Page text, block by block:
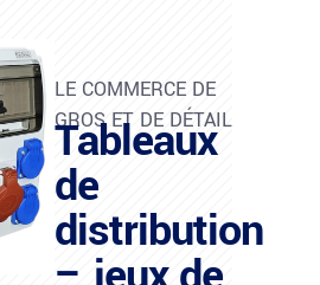
LE COMMERCE DE
GROS ET DE DÉTAIL
Tableaux
de
distribution